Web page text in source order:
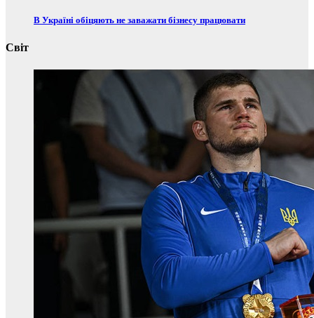
В Україні обіцяють не заважати бізнесу працювати
Світ